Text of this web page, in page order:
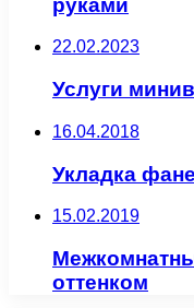
руками
22.02.2023
Услуги
16.04.2018
Укладка
15.02.2019
оттенком